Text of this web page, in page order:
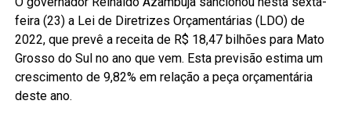
feira (23) a Lei de Diretrizes Orçamentárias (LDO) de
2022, que prevê a receita de R$ 18,47 bilhões para Mato
Grosso do Sul no ano que vem. Esta previsão estima um
crescimento de 9,82% em relação a peça orçamentária
deste ano.